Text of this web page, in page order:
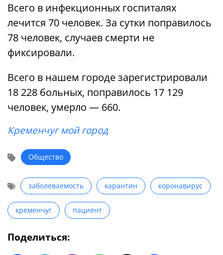
Всего в инфекционных госпиталях
лечится 70 человек. За сутки поправилось
78 человек, случаев смерти не
фиксировали.
Всего в нашем городе зарегистрировали
18 228 больных, поправилось 17 129
человек, умерло — 660.
Кременчуг мой город
Общество
заболеваемость карантин коронавирус
кременчуг пациент
Поделиться: